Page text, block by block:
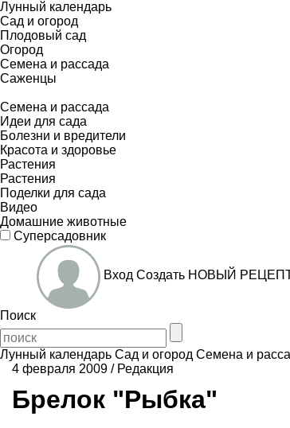
Лунный календарь
Сад и огород
Плодовый сад
Огород
Семена и рассада
Саженцы
Семена и рассада
Идеи для сада
Болезни и вредители
Красота и здоровье
Растения
Растения
Поделки для сада
Видео
Домашние животные
Суперсадовник
Вход Создать НОВЫЙ
Поиск
Лунный календарь Сад и огород Семена и
4 февраля 2009 / Редакция
Брелок "Рыбка"